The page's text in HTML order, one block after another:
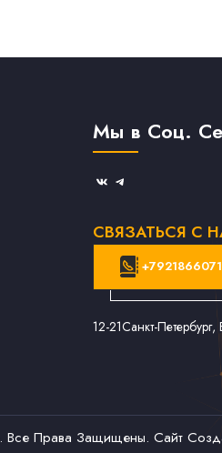
Мы в Соц.
СВЯЗАТЬСЯ С
12-21Санкт-
. Все Права Защищены. Сайт